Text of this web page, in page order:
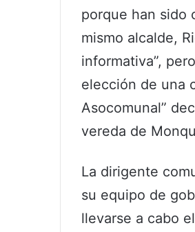
porque han sido
mismo alcalde,
informativa”,
elección de una
Asocomunal”
vereda de
La dirigente
su equipo de
llevarse a cabo